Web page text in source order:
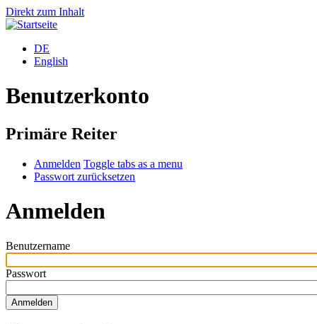
Direkt zum Inhalt
DE
English
Benutzerkonto
Primäre Reiter
Anmelden Toggle tabs as a menu
Passwort zurücksetzen
Anmelden
Benutzername
Passwort